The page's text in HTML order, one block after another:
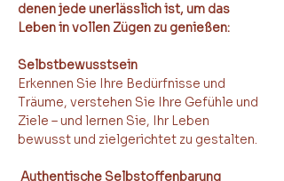
denen jede unerlässlich ist, um das
Leben in vollen Zügen zu genießen:
Selbstbewusstsein
Erkennen Sie Ihre Bedürfnisse und
Träume, verstehen Sie Ihre Gefühle und
Ziele – und lernen Sie, Ihr Leben
bewusst und zielgerichtet zu gestalten.
Authentische Selbstoffenbarung